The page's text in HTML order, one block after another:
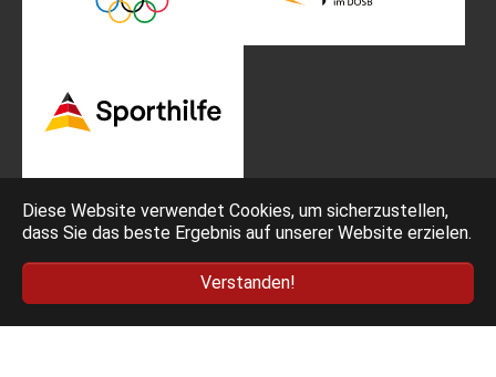
Diese Website verwendet Cookies, um sicherzustellen,
dass Sie das beste Ergebnis auf unserer Website erzielen.
Verstanden!
Datenschutz
AGB Ticketing